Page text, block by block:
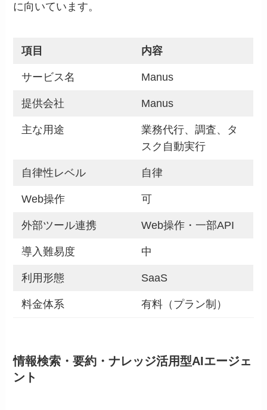
に向いています。
項目 内容
サービス名 Manus
提供会社 Manus
主な用途
業務代行、調査、タ
スク自動実行
自律性レベル 自律
Web操作 可
外部ツール連携 Web操作・一部API
導入難易度 中
利用形態 SaaS
料金体系 有料（プラン制）
情報検索・要約・ナレッジ活用型AIエージェ
ント